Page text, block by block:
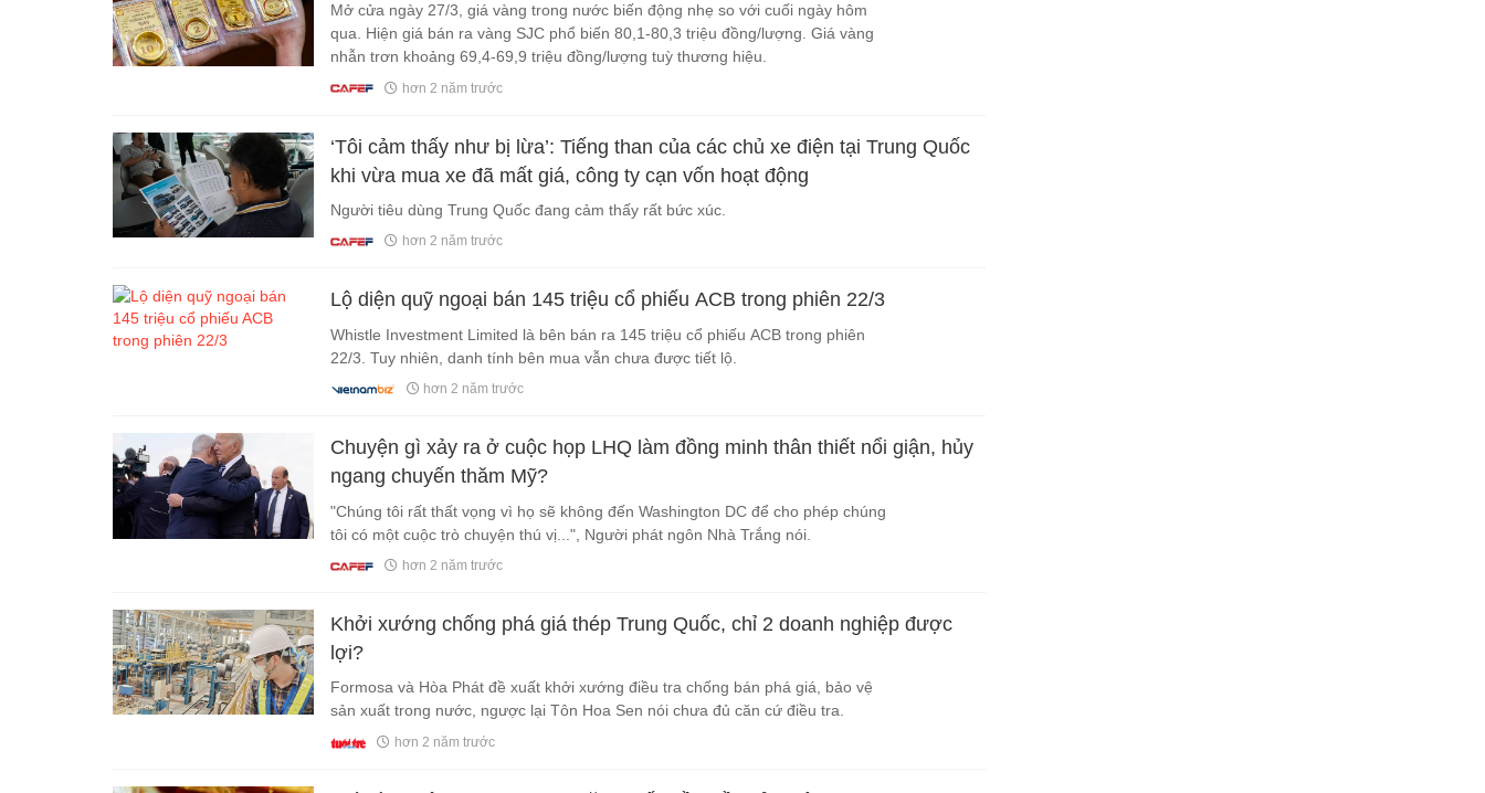
Mở cửa ngày 27/3, giá vàng trong nước biến động nhẹ so với cuối ngày hôm
qua. Hiện giá bán ra vàng SJC phổ biến 80,1-80,3 triệu đồng/lượng. Giá vàng
nhẫn trơn khoảng 69,4-69,9 triệu đồng/lượng tuỳ thương hiệu.
hơn 2 năm trước
‘Tôi cảm thấy như bị lừa’: Tiếng than của các chủ xe điện tại Trung Quốc
khi vừa mua xe đã mất giá, công ty cạn vốn hoạt động
Người tiêu dùng Trung Quốc đang cảm thấy rất bức xúc.
hơn 2 năm trước
Lộ diện quỹ ngoại bán 145 triệu cổ phiếu ACB trong phiên 22/3
Whistle Investment Limited là bên bán ra 145 triệu cổ phiếu ACB trong phiên
22/3. Tuy nhiên, danh tính bên mua vẫn chưa được tiết lộ.
hơn 2 năm trước
Chuyện gì xảy ra ở cuộc họp LHQ làm đồng minh thân thiết nổi giận, hủy
ngang chuyến thăm Mỹ?
"Chúng tôi rất thất vọng vì họ sẽ không đến Washington DC để cho phép chúng
tôi có một cuộc trò chuyện thú vị...", Người phát ngôn Nhà Trắng nói.
hơn 2 năm trước
Khởi xướng chống phá giá thép Trung Quốc, chỉ 2 doanh nghiệp được
lợi?
Formosa và Hòa Phát đề xuất khởi xướng điều tra chống bán phá giá, bảo vệ
sản xuất trong nước, ngược lại Tôn Hoa Sen nói chưa đủ căn cứ điều tra.
hơn 2 năm trước